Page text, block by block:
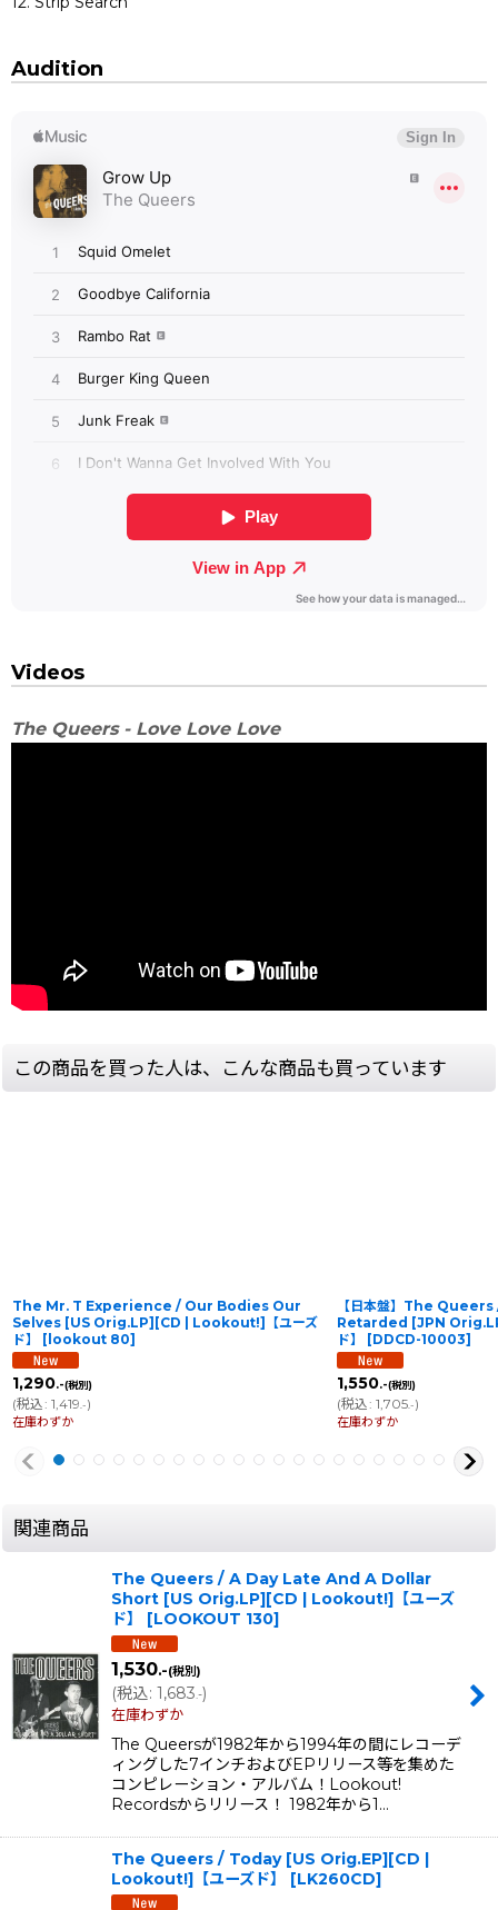
Audition
Videos
The Queers - Love Love Love
この商品を買った人は、こんな商品も買っています
The Mr. T Experience / Our Bodies Our
Selves [US Orig.LP][CD | Lookout!]【ユーズ
ド】
[lookout 80]
1,290.-(税別)
(税込: 1,419 .-)
在庫わずか
【日本盤】The
Retarded [JPN
ド】
[DDCD-10003]
1,550.-(税別)
(税込: 1,705.-)
在庫わずか
関連商品
The Queers / A Day Late And A Dollar
Short [US Orig.LP][CD | Lookout!]【ユーズ
ド】
[LOOKOUT 130]
1,530.-(税別)
(税込: 1,683.-)
在庫わずか
The Queersが1982年から1994年の間にレコーデ
ィングした7インチおよびEPリリース等を集めた
コンピレーション・アルバム！Lookout!
Recordsからリリース！ 1982年から1…
The Queers / Today [US Orig.EP][CD |
Lookout!]【ユーズド】
[LK260CD]